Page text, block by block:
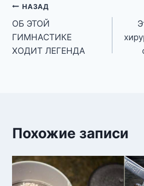
Навигация
по
записям
НАЗАД
ОБ ЭТОЙ
ГИМНАСТИКЕ
ХОДИТ ЛЕГЕНДА
Похожие записи